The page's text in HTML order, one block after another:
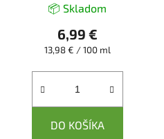
📦 Skladom
6,99 €
Jednotková
13,98 € / 100 ml
DO KOŠÍKA